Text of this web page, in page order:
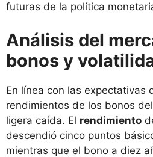
futuras de la política
Análisis del
bonos y
En línea con las expectativas
rendimientos de los bonos
ligera caída. El rendimiento
descendió cinco puntos
mientras que el bono a diez